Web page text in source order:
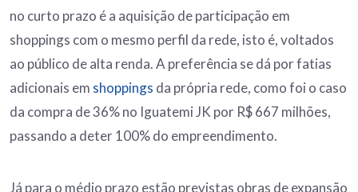
no curto prazo é a aquisição de participação em
shoppings com o mesmo perfil da rede, isto é, voltados
ao público de alta renda. A preferência se dá por fatias
adicionais em shoppings da própria rede, como foi o caso
da compra de 36% no Iguatemi JK por R$ 667 milhões,
passando a deter 100% do empreendimento.
Já para o médio prazo estão previstas obras de expansão